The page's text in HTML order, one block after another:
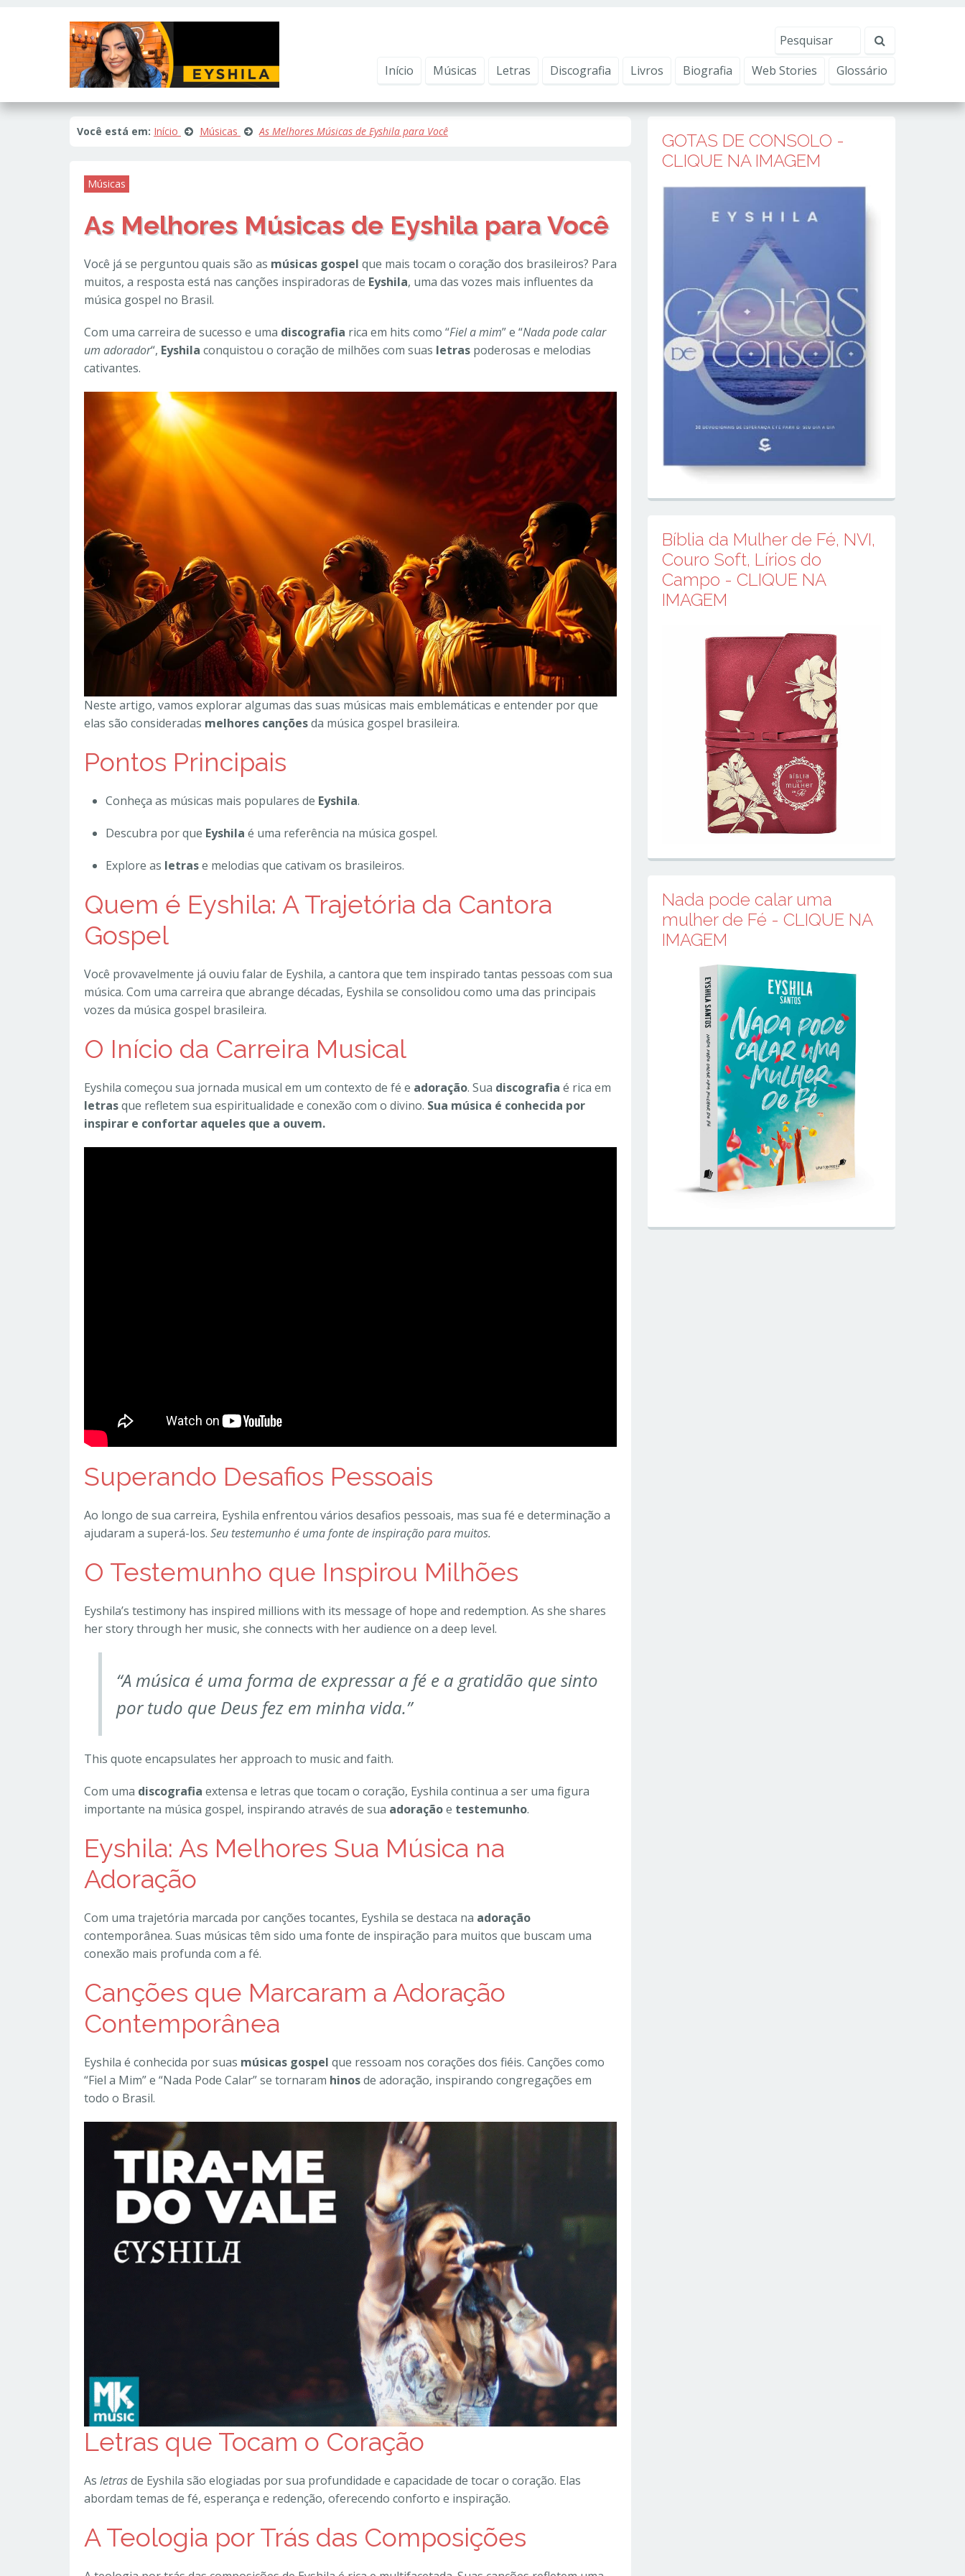
Início Músicas Letras Discografia Livros Biografia Web Stories Glossário
Você está em: Início Músicas As Melhores Músicas de Eyshila para Você
Músicas
As Melhores Músicas de Eyshila para Você
Você já se perguntou quais são as músicas gospel que mais tocam o coração dos brasileiros? Para
muitos, a resposta está nas canções inspiradoras de Eyshila, uma das vozes mais influentes da
música gospel no Brasil.
Com uma carreira de sucesso e uma discografia rica em hits como “Fiel a mim” e “Nada pode calar
um adorador“, Eyshila conquistou o coração de milhões com suas letras poderosas e melodias
cativantes.
Neste artigo, vamos explorar algumas das suas músicas mais emblemáticas e entender por que
elas são consideradas melhores cançõesda música gospel brasileira.
Pontos Principais
Conheça as músicas mais populares de Eyshila.
Descubra por que Eyshila é uma referência na música gospel.
Explore as letrase melodias que cativam os brasileiros.
Quem é Eyshila: A Trajetória da Cantora
Gospel
Você provavelmente já ouviu falar de Eyshila, a cantora que tem inspirado tantas pessoas com sua
música. Com uma carreira que abrange décadas, Eyshila se consolidou como uma das principais
vozes da música gospel brasileira.
O Início da Carreira Musical
Eyshila começou sua jornada musical em um contexto de fé e adoração. Sua discografia é rica em
letrasque refletem sua espiritualidade e conexão com o divino. Sua música é conhecida por
inspirar e confortar aqueles que a ouvem.
Superando Desafios Pessoais
Ao longo de sua carreira, Eyshila enfrentou vários desafios pessoais, mas sua fé e determinação a
ajudaram a superá-los. Seu testemunho é uma fonte de inspiração para muitos.
O Testemunho que Inspirou Milhões
Eyshila’s testimony has inspired millions with its message of hope and redemption. As she shares
her story through her music, she connects with her audience on a deep level.
“A música é uma forma de expressar a fé e a gratidão que sinto
por tudo que Deus fez em minha vida.”
This quote encapsulates her approach to music and faith.
Com uma discografia extensa e letras que tocam o coração, Eyshila continua a ser uma figura
importante na música gospel, inspirando através de sua adoraçãoe testemunho.
Eyshila: As Melhores Sua Música na
Adoração
Com uma trajetória marcada por canções tocantes, Eyshila se destaca na adoração
contemporânea. Suas músicas têm sido uma fonte de inspiração para muitos que buscam uma
conexão mais profunda com a fé.
Canções que Marcaram a Adoração
Contemporânea
Eyshila é conhecida por suas músicas gospel que ressoam nos corações dos fiéis. Canções como
“Fiel a Mim” e “Nada Pode Calar” se tornaram hinosde adoração, inspirando congregações em
todo o Brasil.
Letras que Tocam o Coração
As letrasde Eyshila são elogiadas por sua profundidade e capacidade de tocar o coração. Elas
abordam temas de fé, esperança e redenção, oferecendo conforto e inspiração.
A Teologia por Trás das Composições
GOTAS DE CONSOLO -
CLIQUE NA IMAGEM
Bíblia da Mulher de Fé, NVI,
Couro Soft, Lírios do
Campo - CLIQUE NA
IMAGEM
Nada pode calar uma
mulher de Fé - CLIQUE NA
IMAGEM
fornecer conteúdo de terceiros. Leia mais emPolítica de Cookies e Privacidade